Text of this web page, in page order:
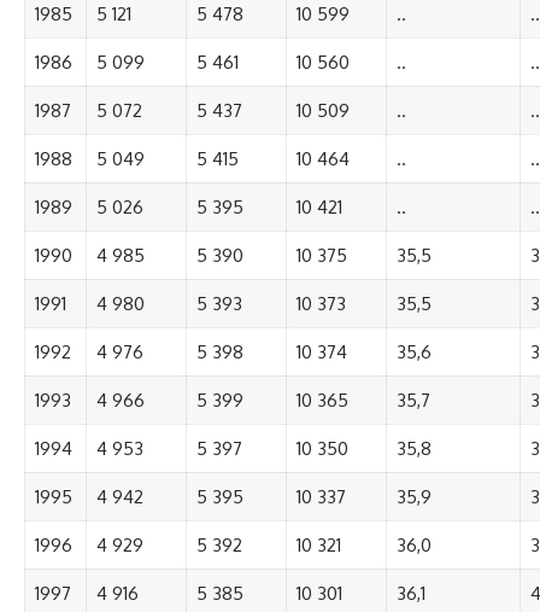
1985 5 121 5 478 10 599 .. ..
1986 5 099 5 461 10 560 .. ..
1987 5 072 5 437 10 509 .. ..
1988 5 049 5 415 10 464 .. ..
1989 5 026 5 395 10 421 .. ..
1990 4 985 5 390 10 375 35,5
1991 4 980 5 393 10 373 35,5
1992 4 976 5 398 10 374 35,6
1993 4 966 5 399 10 365 35,7
1994 4 953 5 397 10 350 35,8
1995 4 942 5 395 10 337 35,9
1996 4 929 5 392 10 321 36,0
1997 4 916 5 385 10 301 36,1